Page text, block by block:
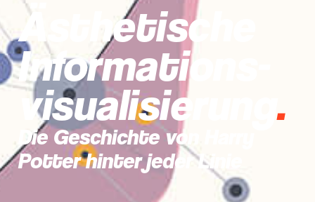
Ästhetische
Informations­
visualisierung .
Die Geschichte von Harry
Potter hinter jeder Linie